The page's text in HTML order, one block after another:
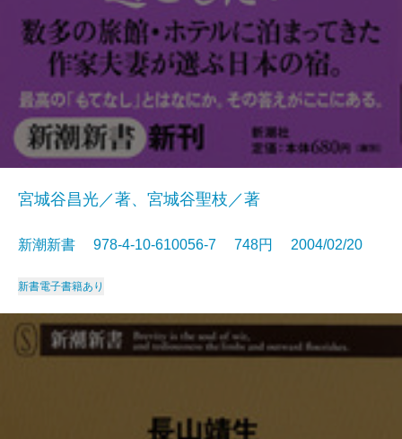
宮城谷昌光／著、宮城谷聖枝／著
新潮新書 978-4-10-610056-7 748円 2004/02/20
新書電子書籍あり